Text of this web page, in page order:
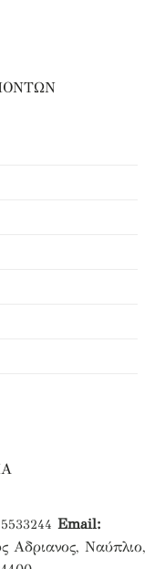
Email:
Αδριανος, Ναύπλιο,